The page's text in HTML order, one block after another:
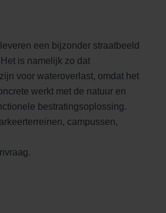
een bijzonder straatbeeld
is namelijk zo dat
voor wateroverlast, omdat het
werkt met de natuur en
bestratingsoplossing.
campussen,